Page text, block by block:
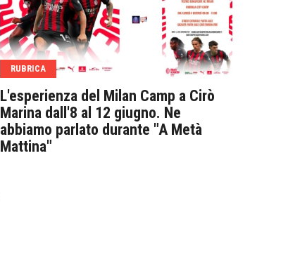
RUBRICA
L'esperienza del Milan Camp a Cirò
Marina dall'8 al 12 giugno. Ne
abbiamo parlato durante "A Metà
Mattina"